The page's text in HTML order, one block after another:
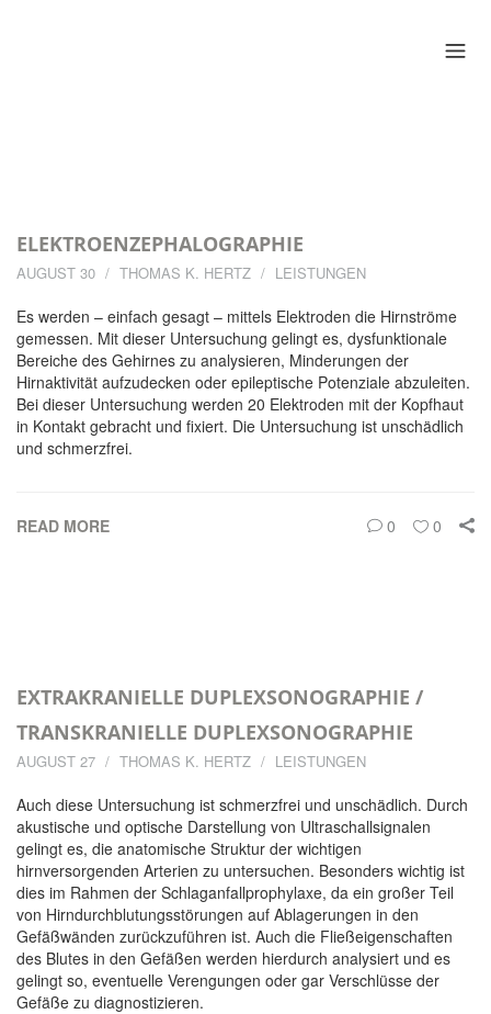
ELEKTROENZEPHALOGRAPHIE
AUGUST 30 THOMAS K. HERTZ LEISTUNGEN
Es werden – einfach gesagt – mittels Elektroden die Hirnströme
gemessen. Mit dieser Untersuchung gelingt es, dysfunktionale
Bereiche des Gehirnes zu analysieren, Minderungen der
Hirnaktivität aufzudecken oder epileptische Potenziale abzuleiten.
Bei dieser Untersuchung werden 20 Elektroden mit der Kopfhaut
in Kontakt gebracht und fixiert. Die Untersuchung ist unschädlich
und schmerzfrei.
READ MORE 0 0
EXTRAKRANIELLE DUPLEXSONOGRAPHIE /
TRANSKRANIELLE DUPLEXSONOGRAPHIE
AUGUST 27 THOMAS K. HERTZ LEISTUNGEN
Auch diese Untersuchung ist schmerzfrei und unschädlich. Durch
akustische und optische Darstellung von Ultraschallsignalen
gelingt es, die anatomische Struktur der wichtigen
hirnversorgenden Arterien zu untersuchen. Besonders wichtig ist
dies im Rahmen der Schlaganfallprophylaxe, da ein großer Teil
von Hirndurchblutungsstörungen auf Ablagerungen in den
Gefäßwänden zurückzuführen ist. Auch die Fließeigenschaften
des Blutes in den Gefäßen werden hierdurch analysiert und es
gelingt so, eventuelle Verengungen oder gar Verschlüsse der
Gefäße zu diagnostizieren.